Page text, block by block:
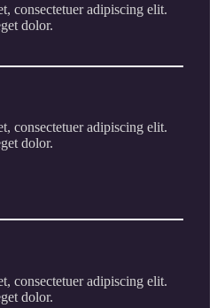
consectetuer adipiscing elit.
dolor.
consectetuer adipiscing elit.
dolor.
consectetuer adipiscing elit.
dolor.